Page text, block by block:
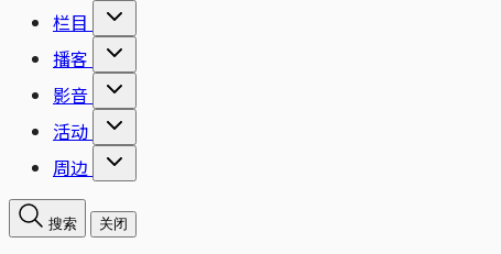
栏目
播客
影音
活动
周边
搜索 关闭